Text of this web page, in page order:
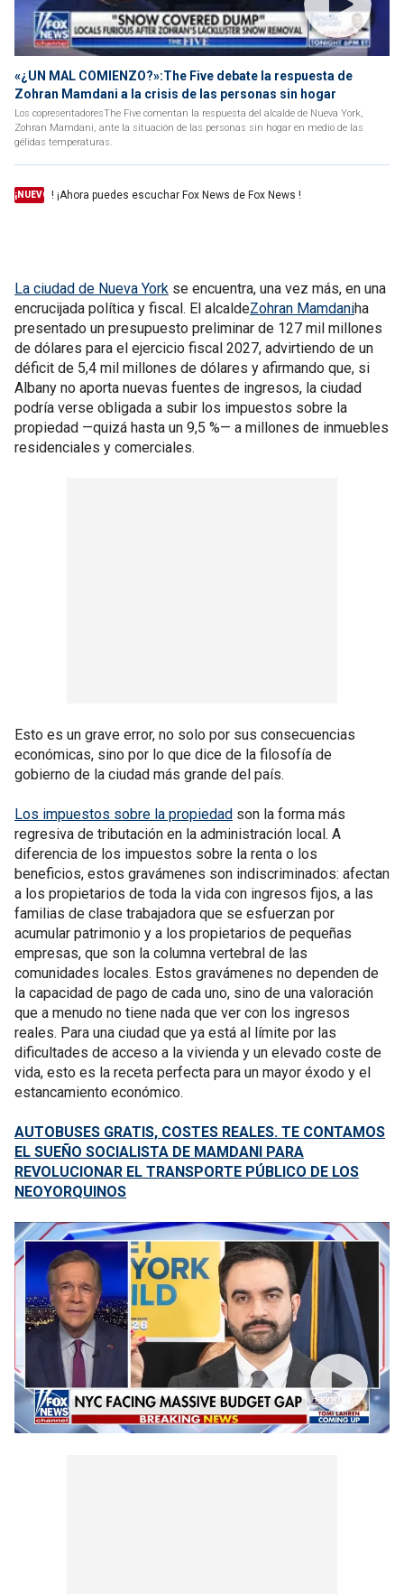
«¿UN MAL COMIENZO?»:The Five debate la respuesta de
Zohran Mamdani a la crisis de las personas sin hogar
Los copresentadoresThe Five comentan la respuesta del alcalde de Nueva York,
Zohran Mamdani, ante la situación de las personas sin hogar en medio de las
gélidas temperaturas.
¡NUEVO ! ¡Ahora puedes escuchar Fox News de Fox News !
La ciudad de Nueva York se encuentra, una vez más, en una
encrucijada política y fiscal. El alcaldeZohran Mamdaniha
presentado un presupuesto preliminar de 127 mil millones
de dólares para el ejercicio fiscal 2027, advirtiendo de un
déficit de 5,4 mil millones de dólares y afirmando que, si
Albany no aporta nuevas fuentes de ingresos, la ciudad
podría verse obligada a subir los impuestos sobre la
propiedad —quizá hasta un 9,5 %— a millones de inmuebles
residenciales y comerciales.
Esto es un grave error, no solo por sus consecuencias
económicas, sino por lo que dice de la filosofía de
gobierno de la ciudad más grande del país.
Los impuestos sobre la propiedad son la forma más
regresiva de tributación en la administración local. A
diferencia de los impuestos sobre la renta o los
beneficios, estos gravámenes son indiscriminados: afectan
a los propietarios de toda la vida con ingresos fijos, a las
familias de clase trabajadora que se esfuerzan por
acumular patrimonio y a los propietarios de pequeñas
empresas, que son la columna vertebral de las
comunidades locales. Estos gravámenes no dependen de
la capacidad de pago de cada uno, sino de una valoración
que a menudo no tiene nada que ver con los ingresos
reales. Para una ciudad que ya está al límite por las
dificultades de acceso a la vivienda y un elevado coste de
vida, esto es la receta perfecta para un mayor éxodo y el
estancamiento económico.
AUTOBUSES GRATIS, COSTES REALES. TE CONTAMOS
EL SUEÑO SOCIALISTA DE MAMDANI PARA
REVOLUCIONAR EL TRANSPORTE PÚBLICO DE LOS
NEOYORQUINOS